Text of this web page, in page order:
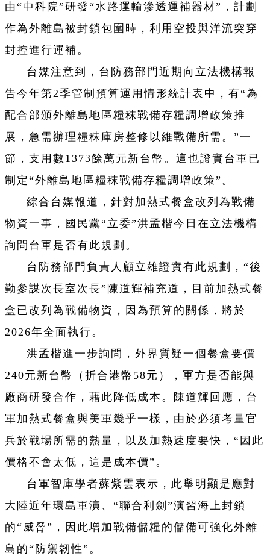
由“中科院”研發“水路運輸滲透運補器材”，計劃
作為外離島被封鎖包圍時，利用空投與洋流突穿
封控進行運補。
台媒注意到，台防務部門近期向立法機構報
告今年第2季管制預算運用情形統計表中，有“為
配合部頒外離島地區糧秣戰備存糧調增政策推
展，急需辦理糧秣庫房整修以維戰備所需。”一
節，支用數1373餘萬元新台幣。這也證實台軍已
制定“外離島地區糧秣戰備存糧調增政策”。
綜合台媒報道，針對加熱式餐盒改列為戰備
物資一事，國民黨“立委”洪孟楷今日在立法機構
詢問台軍是否有此規劃。
台防務部門負責人顧立雄證實有此規劃，“後
勤參謀次長室次長”陳道輝補充道，目前加熱式餐
盒已改列為戰備物資，因為預算的關係，將於
2026年全面執行。
洪孟楷進一步詢問，外界質疑一個餐盒要價
240元新台幣（折合港幣58元），軍方是否能與
廠商研發合作，藉此降低成本。陳道輝回應，台
軍加熱式餐盒與美軍幾乎一樣，由於必須考量官
兵於戰場所需的熱量，以及加熱速度要快，“因此
價格不會太低，這是成本價”。
台軍智庫學者蘇紫雲表示，此舉明顯是應對
大陸近年環島軍演、“聯合利劍”演習海上封鎖
的“威脅”，因此增加戰備儲糧的儲備可強化外離
島的“防禦韌性”。